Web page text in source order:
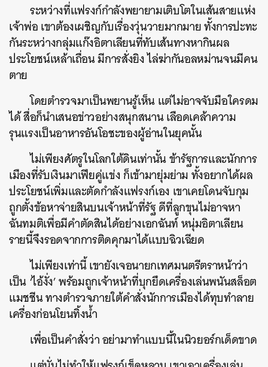
ระหว่างที่แฟรงก์กำลังพยายามเติบโตในเส้นสายแห่ง
เจ้าพ่อ เขาต้องเผชิญกับเรื่องวุ่นวายมากมาย ทั้งการปะทะ
กันระหว่างกลุ่มแก๊งอิตาเลียนที่ทับเส้นทางหากินผล
ประโยชน์เหล้าเถื่อน มีการสั่งยิง ไล่ฆ่ากันอลหม่านจนมีคน
ตาย
โดยตำรวจมาเป็นพยานรู้เห็น แต่ไม่อาจจับมือใครดม
ได้ สื่อก็นำเสนอข่าวอย่างสนุกสนาน เลือดเคล้าความ
รุนแรงเป็นอาหารอันโอชะของผู้อ่านในยุคนั้น
ไม่เพียงศัตรูในโลกใต้ดินเท่านั้น ข้ารัฐการและนักการ
เมืองที่รับเงินมาเฟียคู่แข่ง ก็เข้ามายุ่มย่าม ทั้งอยากได้ผล
ประโยชน์เพิ่มและตัดกำลังแฟรงก์เอง เขาเคยโดนจับกุม
ถูกตั้งข้อหาจ่ายสินบนเจ้าหน้าที่รัฐ ดีที่ลูกขุนไม่อาจหา
ฉันทมติเพื่อมีคำตัดสินได้อย่างเอกฉันท์ หนุ่มอิตาเลียน
รายนี้จึงรอดจากการติดคุกมาได้แบบฉิวเฉียด
ไม่เพียงเท่านี้ เขายังเจอนายกเทศมนตรีตราหน้าว่า
เป็น ‘ไอ้งั่ง’ พร้อมถูกเจ้าหน้าที่บุกยึดเครื่องเล่นพนันสล็อต
แมชชีน ทางตำรวจภายใต้คำสั่งนักการเมืองได้ทุบทำลาย
เครื่องก่อนโยนทิ้งน้ำ
เพื่อเป็นคำสั่งว่า อย่ามาทำแบบนี้ในนิวยอร์กเด็ดขาด